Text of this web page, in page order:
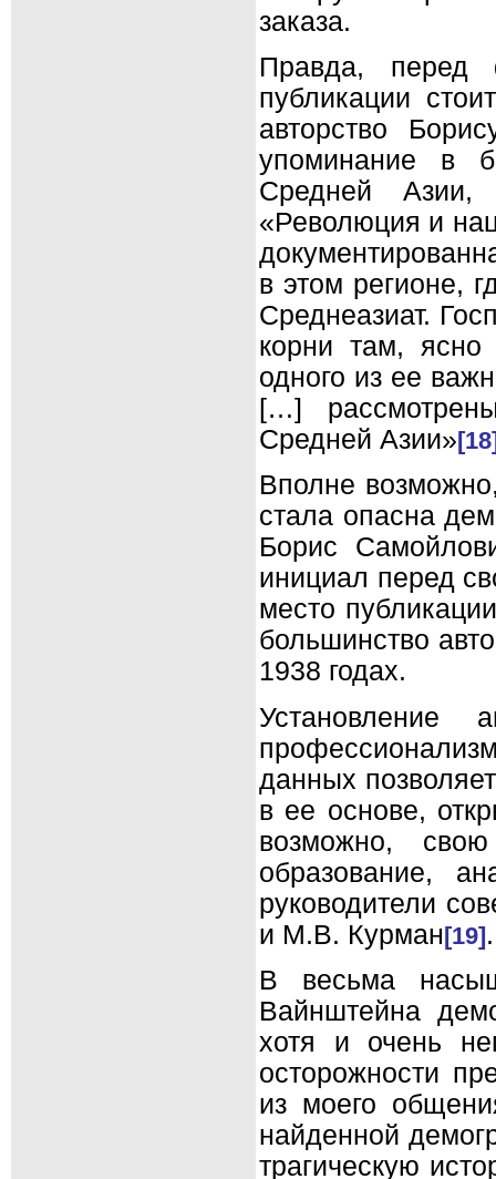
заказа.
Правда, перед
публикации
авторство
упоминание в
Средней Азии,
«Революция и
в этом регионе,
Среднеазиат.
корни там,
одного из ее
[…]
Средней Азии»
Вполне
стала опасна
Борис
инициал перед
место
большинство
1938 годах.
Установление
данных
в ее основе,
возможно,
образование,
руководители
и М.В. Курман[19].
В весьма
Вайнштейна
хотя и очень
осторожности
из моего
найденной
трагическую